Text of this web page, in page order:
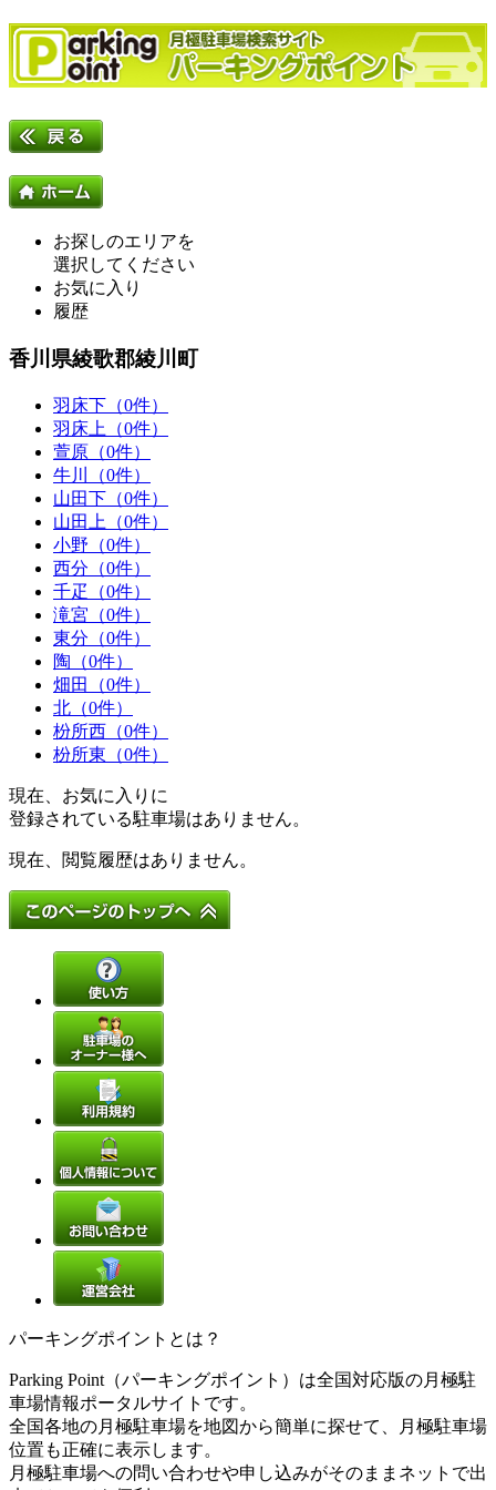
お探しのエリアを
選択してください
お気に入り
履歴
香川県綾歌郡綾川町
羽床下（0件）
羽床上（0件）
萱原（0件）
牛川（0件）
山田下（0件）
山田上（0件）
小野（0件）
西分（0件）
千疋（0件）
滝宮（0件）
東分（0件）
陶（0件）
畑田（0件）
北（0件）
枌所西（0件）
枌所東（0件）
現在、お気に入りに
登録されている駐車場はありません。
現在、閲覧履歴はありません。
パーキングポイントとは？
Parking Point（パーキングポイント）は全国対応版の月極駐
車場情報ポータルサイトです。
全国各地の月極駐車場を地図から簡単に探せて、月極駐車場
位置も正確に表示します。
月極駐車場への問い合わせや申し込みがそのままネットで出